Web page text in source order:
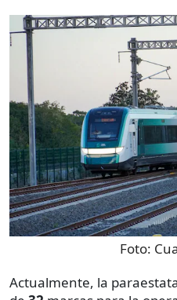
Foto:
Actualmente, la